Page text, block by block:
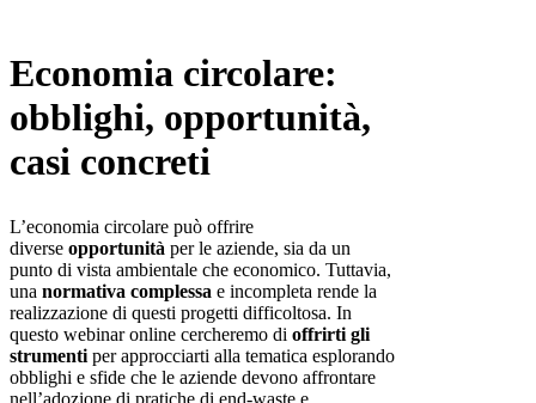
Economia circolare:
obblighi, opportunità,
casi concreti
L’economia circolare può offrire
diverse opportunità per le aziende, sia da un
punto di vista ambientale che economico. Tuttavia,
una normativa complessa e incompleta rende la
realizzazione di questi progetti difficoltosa. In
questo webinar online cercheremo di offrirti gli
strumenti per approcciarti alla tematica esplorando
obblighi e sfide che le aziende devono affrontare
nell’adozione di pratiche di end-waste e